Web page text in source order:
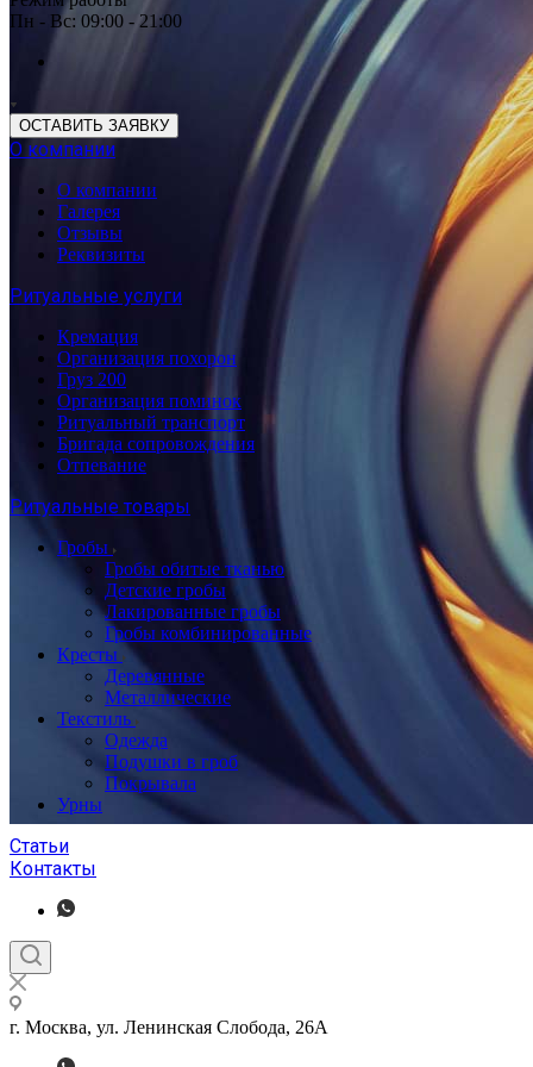
Пн - Вс: 09:00 - 21:00
ОСТАВИТЬ ЗАЯВКУ
О компании
О компании
Галерея
Отзывы
Реквизиты
Ритуальные услуги
Кремация
Организация похорон
Груз 200
Организация поминок
Ритуальный транспорт
Бригада сопровождения
Отпевание
Ритуальные товары
Гробы
Гробы обитые тканью
Детские гробы
Лакированные гробы
Гробы комбинированные
Кресты
Деревянные
Металлические
Текстиль
Одежда
Подушки в гроб
Покрывала
Урны
Статьи
Контакты
г. Москва, ул. Ленинская Слобода, 26А